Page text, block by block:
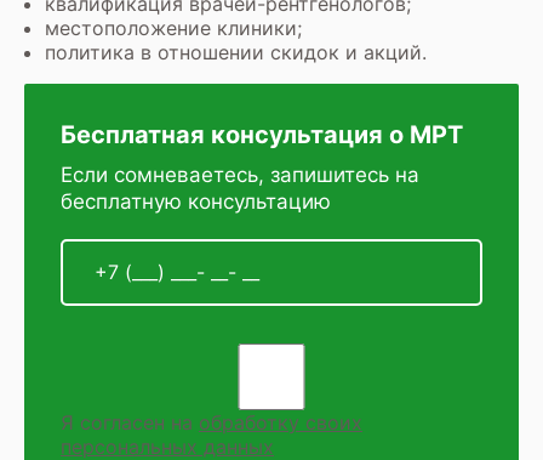
местоположение клиники;
политика в отношении скидок и акций.
Бесплатная консультация о МРТ
Если сомневаетесь, запишитесь на
бесплатную консультацию
Я согласен на обработку своих
персональных данных